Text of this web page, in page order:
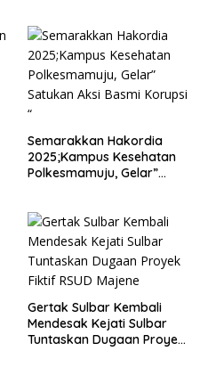
Semarakkan Hakordia
2025;Kampus Kesehatan
Polkesmamuju, Gelar”
Gertak Sulbar Kembali
Mendesak Kejati Sulbar
Tuntaskan Dugaan Proyek